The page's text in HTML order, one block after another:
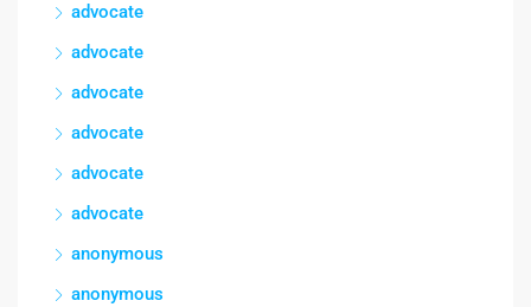
advocate
advocate
advocate
advocate
advocate
advocate
anonymous
anonymous